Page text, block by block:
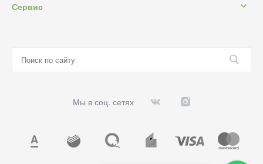
Сервис
Мы в соц. сетях